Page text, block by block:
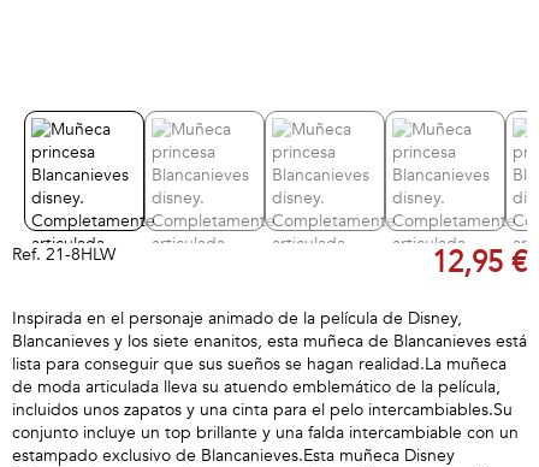
Ref. 21-8HLW 12,95 €
Inspirada en el personaje animado de la película de Disney,
Blancanieves y los siete enanitos, esta muñeca de Blancanieves está
lista para conseguir que sus sueños se hagan realidad.La muñeca
de moda articulada lleva su atuendo emblemático de la película,
incluidos unos zapatos y una cinta para el pelo intercambiables.Su
conjunto incluye un top brillante y una falda intercambiable con un
estampado exclusivo de Blancanieves.Esta muñeca Disney